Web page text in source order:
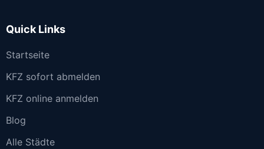
Quick Links
Startseite
KFZ sofort abmelden
KFZ online anmelden
Blog
Alle Städte